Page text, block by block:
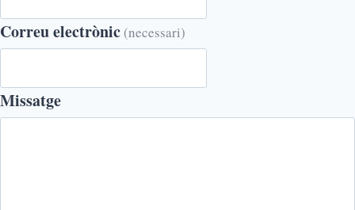
Correu electrònic (necessari)
Missatge